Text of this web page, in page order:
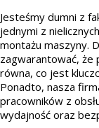
Jesteśmy dumni z
jednymi z
montażu maszyny.
zagwarantować, że
równa, co jest
Ponadto, nasza
pracowników z
wydajność oraz